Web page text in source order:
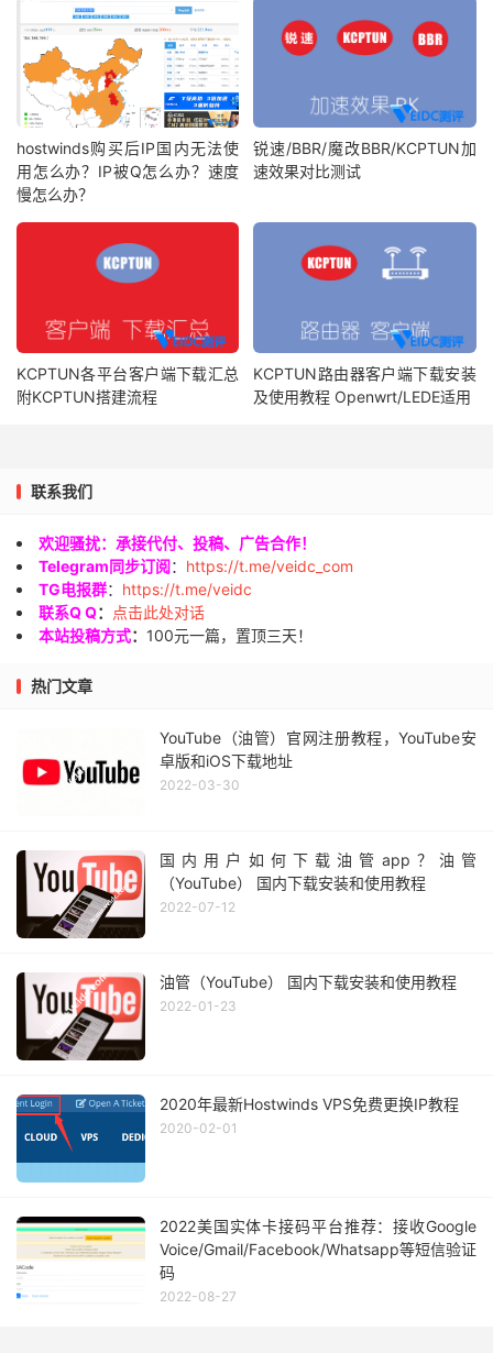
hostwinds购买后IP国内无法使
用怎么办？IP被Q怎么办？速度
慢怎么办？
锐速/BBR/魔改BBR/KCPTUN加
速效果对比测试
KCPTUN各平台客户端下载汇总
附KCPTUN搭建流程
KCPTUN路由器客户端下载安装
及使用教程 Openwrt/LEDE适用
联系我们
欢迎骚扰：承接代付、投稿、广告合作！
Telegram同步订阅： https://t.me/veidc_com
TG电报群： https://t.me/veidc
联系Q Q：
点击此处对话
本站投稿方式： 100元一篇，置顶三天！
热门文章
YouTube（油管）官网注册教程，YouTube安
卓版和iOS下载地址
2022-03-30
国内用户如何下载油管app？油管
（YouTube） 国内下载安装和使用教程
2022-07-12
油管（YouTube） 国内下载安装和使用教程
2022-01-23
2020年最新Hostwinds VPS免费更换IP教程
2020-02-01
2022美国实体卡接码平台推荐：接收Google
Voice/Gmail/Facebook/Whatsapp等短信验证
码
2022-08-27